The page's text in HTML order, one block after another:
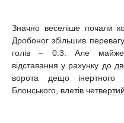
Значно веселіше почали
Дробоног збільшив
голів – 0:3. Але майже
відставання у рахунку до
ворота дещо інертного
Блонського, влетів